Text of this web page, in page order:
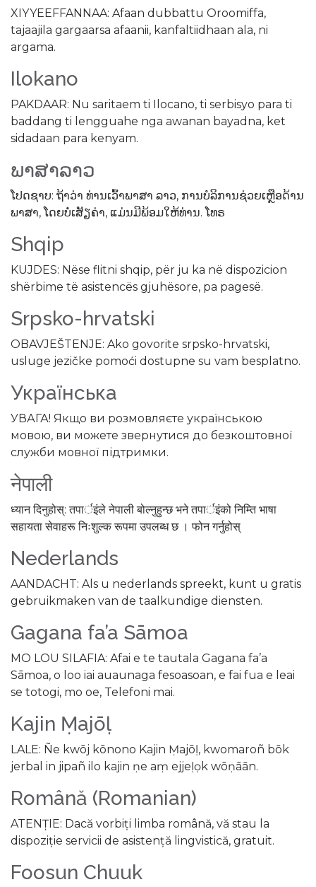
XIYYEEFFANNAA: Afaan dubbattu Oroomiffa,
tajaajila gargaarsa afaanii, kanfaltiidhaan ala, ni
argama.
Ilokano
PAKDAAR: Nu saritaem ti Ilocano, ti serbisyo para ti
baddang ti lengguahe nga awanan bayadna, ket
sidadaan para kenyam.
ພາສາລາວ
ໂປດຊາບ: ຖ້າວ່າ ທ່ານເວົ້າພາສາ ລາວ, ການບໍລິການຊ່ວຍເຫຼືອດ້ານ
ພາສາ, ໂດຍບໍ່ເສັຽຄ່າ, ແມ່ນມີພ້ອມໃຫ້ທ່ານ. ໂທຣ
Shqip
KUJDES: Nëse flitni shqip, për ju ka në dispozicion
shërbime të asistencës gjuhësore, pa pagesë.
Srpsko-hrvatski
OBAVJEŠTENJE: Ako govorite srpsko-hrvatski,
usluge jezičke pomoći dostupne su vam besplatno.
Українська
УВАГА! Якщо ви розмовляєте українською
мовою, ви можете звернутися до безкоштовної
служби мовної підтримки.
नेपाली
ध्यान दिनुहोस्: तपार्इंले नेपाली बोल्नुहुन्छ भने तपार्इंको निम्ति भाषा
सहायता सेवाहरू निःशुल्क रूपमा उपलब्ध छ । फोन गर्नुहोस्
Nederlands
AANDACHT: Als u nederlands spreekt, kunt u gratis
gebruikmaken van de taalkundige diensten.
Gagana fa’a Sāmoa
MO LOU SILAFIA: Afai e te tautala Gagana fa’a
Sāmoa, o loo iai auaunaga fesoasoan, e fai fua e leai
se totogi, mo oe, Telefoni mai.
Kajin Ṃajōḷ
LALE: Ñe kwōj kōnono Kajin Ṃajōḷ, kwomaroñ bōk
jerbal in jipañ ilo kajin ṇe aṃ ejjeḷọk wōṇāān.
Română (Romanian)
ATENȚIE: Dacă vorbiți limba română, vă stau la
dispoziție servicii de asistență lingvistică, gratuit.
Foosun Chuuk